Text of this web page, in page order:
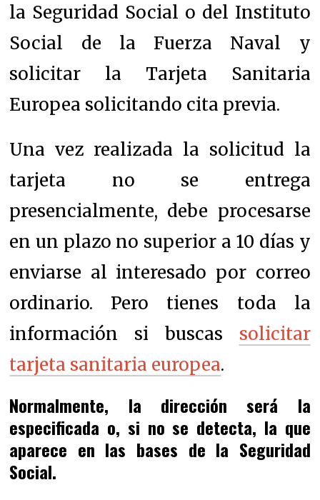
la Seguridad Social o del Instituto
Social de la Fuerza Naval y
solicitar la Tarjeta Sanitaria
Europea solicitando cita previa.
Una vez realizada la solicitud la
tarjeta no se entrega
presencialmente, debe procesarse
en un plazo no superior a 10 días y
enviarse al interesado por correo
ordinario. Pero tienes toda la
información si buscas solicitar
tarjeta sanitaria europea.
Normalmente, la dirección será la
especificada o, si no se detecta, la que
aparece en las bases de la Seguridad
Social.